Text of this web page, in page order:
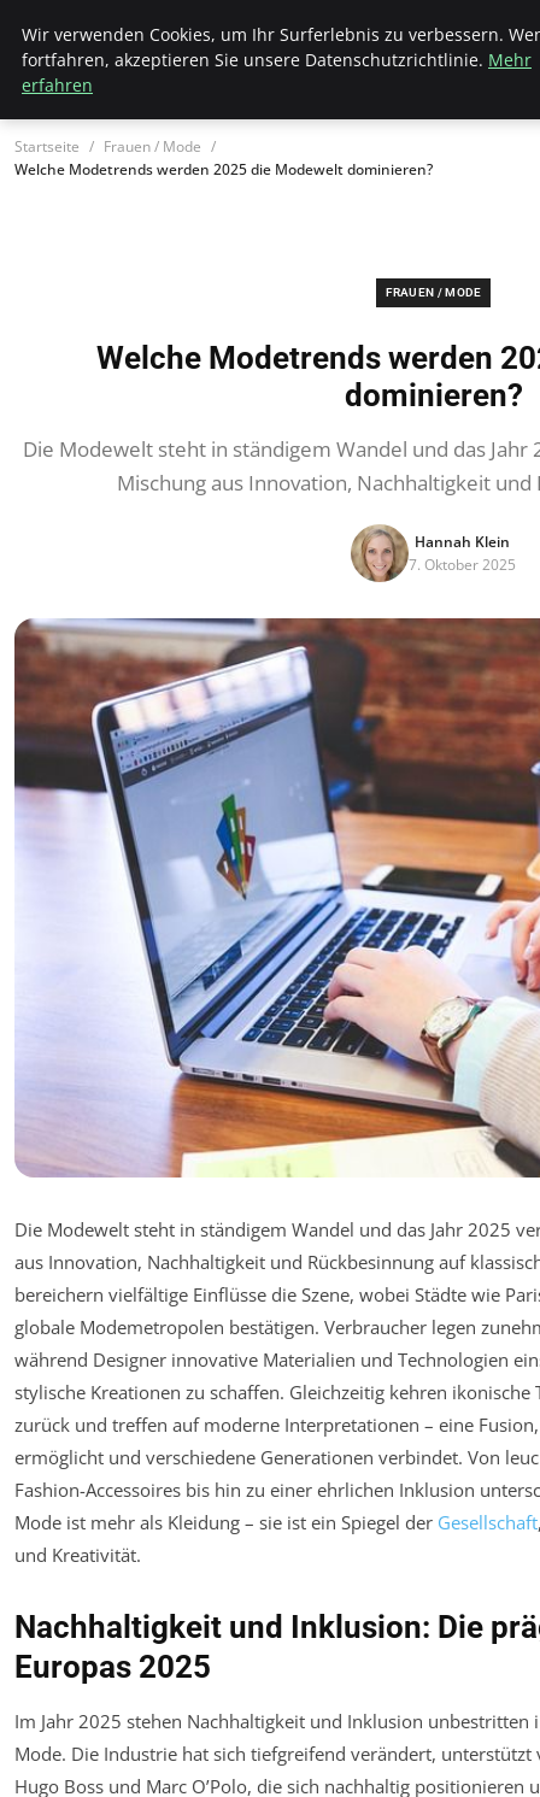
Wk Institut
Startseite
Frauen / Mode
Welche Modetrends werden 2025 die Modewelt dominieren?
FRAUEN / MODE
Welche Modetrends werden
dominieren?
Die Modewelt steht in ständigem Wandel und das
Mischung aus Innovation, Nachhaltigkeit
Hannah Klein
7. Oktober 2025
Die Modewelt steht in ständigem Wandel und das Jahr 2025
aus Innovation, Nachhaltigkeit und Rückbesinnung auf
bereichern vielfältige Einflüsse die Szene, wobei Städte wie
globale Modemetropolen bestätigen. Verbraucher legen
während Designer innovative Materialien und Technologien
stylische Kreationen zu schaffen. Gleichzeitig kehren
zurück und treffen auf moderne Interpretationen – eine
ermöglicht und verschiedene Generationen verbindet. Von
Fashion-Accessoires bis hin zu einer ehrlichen Inklusion
Mode ist mehr als Kleidung – sie ist ein Spiegel der Gesellschaft
und Kreativität.
Nachhaltigkeit und Inklusion: Die
Europas 2025
Im Jahr 2025 stehen Nachhaltigkeit und Inklusion
Mode. Die Industrie hat sich tiefgreifend verändert,
Hugo Boss und Marc O’Polo, die sich nachhaltig
Wir verwenden Cookies, um Ihr Surferlebnis zu verbessern.
fortfahren, akzeptieren Sie unsere Datenschutzrichtlinie. Mehr
erfahren